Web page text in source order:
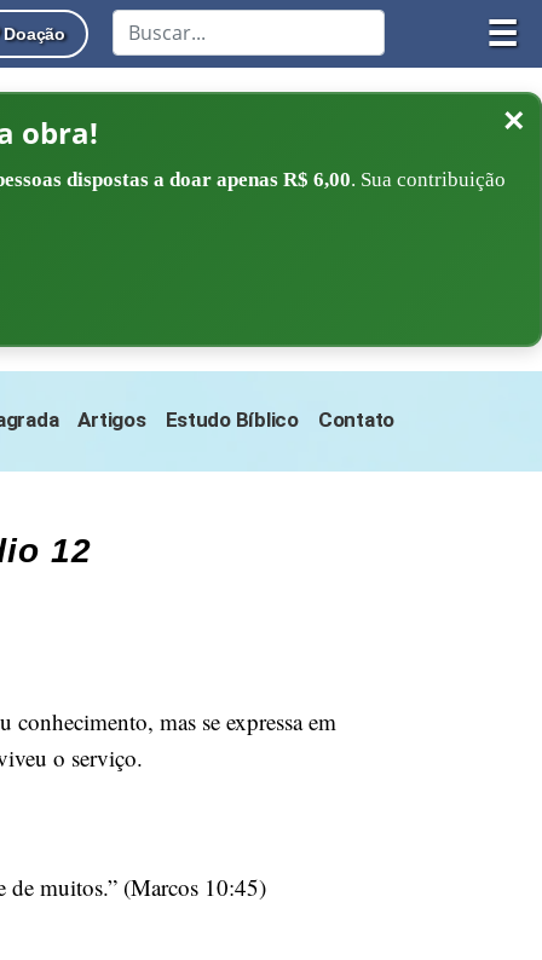
☰
Doação
×
obra!
dispostas a doar apenas R$ 6,00. Sua contribuição
Artigos Estudo Bíblico Contato
12
mas se expressa em
o serviço.
de muitos.” (Marcos 10:45)